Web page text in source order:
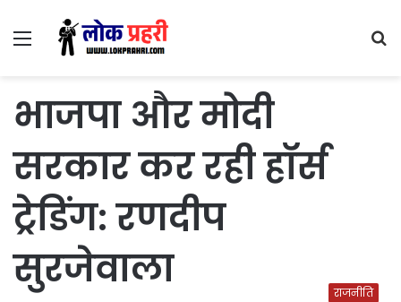
Menu
भाजपा और मोदी
सरकार कर रही हॉर्स
ट्रेडिंग: रणदीप
सुरजेवाला
राजनीति